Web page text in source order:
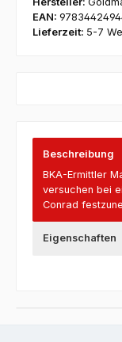
EAN:
Lieferzeit: 5-7
Beschreibung
BKA-Ermittler
versuchen bei
Conrad
Eigenschaften